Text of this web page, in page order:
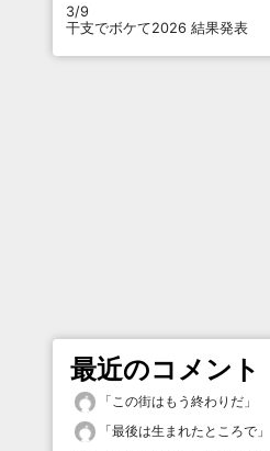
3/9
干支でボケて2026 結果発表
最近のコメント
「この街はもう終わりだ 」
「最後は生まれたところで 」